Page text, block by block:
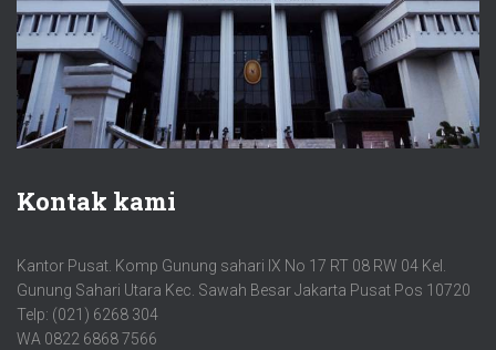
Kontak kami
Kantor Pusat. Komp Gunung sahari IX No 17 RT 08 RW 04 Kel.
Gunung Sahari Utara Kec. Sawah Besar Jakarta Pusat Pos 10720
Telp: (021) 6268 304
WA 0822 6868 7566